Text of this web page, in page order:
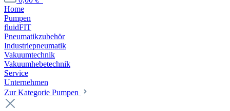
Home
Pumpen
fluidFIT
Pneumatikzubehör
Industriepneumatik
Vakuumtechnik
Vakuumhebetechnik
Service
Unternehmen
Zur Kategorie Pumpen